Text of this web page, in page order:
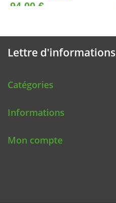
94,00 €
Lettre d'informations
Catégories
Informations
Mon compte